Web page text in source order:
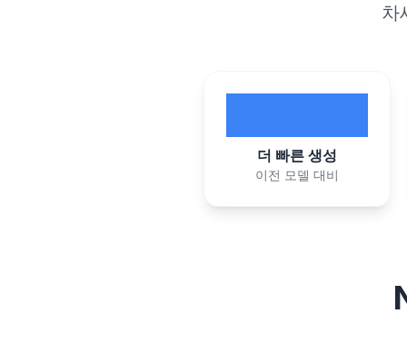
차
더 빠른 생성
이전 모델 대비